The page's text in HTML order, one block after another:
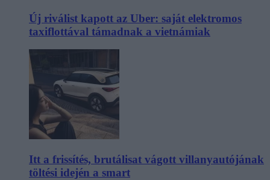
Új riválist kapott az Uber: saját elektromos
taxiflottával támadnak a vietnámiak
Itt a frissítés, brutálisat vágott villanyautójának
töltési idején a smart